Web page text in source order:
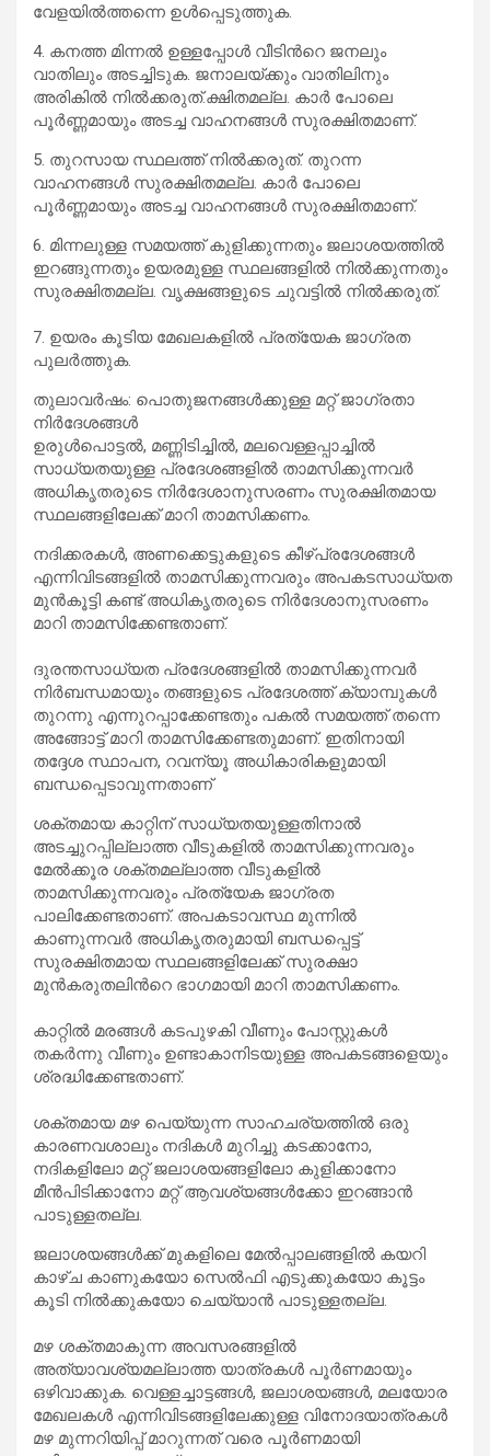
വേളയിൽത്തന്നെ ഉൾപ്പെടുത്തുക.
4. കനത്ത മിന്നൽ ഉള്ളപ്പോൾ വീടിന്‍റെ ജനലും
വാതിലും അടച്ചിടുക. ജനാലയ്ക്കും വാതിലിനും
അരികിൽ നിൽക്കരുത്.ക്ഷിതമല്ല. കാർ പോലെ
പൂർണ്ണമായും അടച്ച വാഹനങ്ങൾ സുരക്ഷിതമാണ്.
5. തുറസായ സ്ഥലത്ത് നിൽക്കരുത്. തുറന്ന
വാഹനങ്ങൾ സുരക്ഷിതമല്ല. കാർ പോലെ
പൂർണ്ണമായും അടച്ച വാഹനങ്ങൾ സുരക്ഷിതമാണ്.
6. മിന്നലുള്ള സമയത്ത്‌ കുളിക്കുന്നതും ജലാശയത്തിൽ
ഇറങ്ങുന്നതും ഉയരമുള്ള സ്ഥലങ്ങളിൽ നിൽക്കുന്നതും
സുരക്ഷിതമല്ല. വൃക്ഷങ്ങളുടെ ചുവട്ടിൽ നിൽക്കരുത്‌.
7. ഉയരം കൂടിയ മേഖലകളിൽ പ്രത്യേക ജാഗ്രത
പുലർത്തുക.
തുലാവര്‍ഷം: പൊതുജനങ്ങൾക്കുള്ള മറ്റ് ജാഗ്രതാ
നിർദേശങ്ങള്‍
ഉരുൾപൊട്ടൽ, മണ്ണിടിച്ചിൽ, മലവെള്ളപ്പാച്ചിൽ
സാധ്യതയുള്ള പ്രദേശങ്ങളിൽ താമസിക്കുന്നവർ
അധികൃതരുടെ നിർദേശാനുസരണം സുരക്ഷിതമായ
സ്ഥലങ്ങളിലേക്ക് മാറി താമസിക്കണം.
നദിക്കരകൾ, അണക്കെട്ടുകളുടെ കീഴ്പ്രദേശങ്ങൾ
എന്നിവിടങ്ങളിൽ താമസിക്കുന്നവരും അപകടസാധ്യത
മുൻകൂട്ടി കണ്ട് അധികൃതരുടെ നിർദേശാനുസരണം
മാറി താമസിക്കേണ്ടതാണ്.
ദുരന്തസാധ്യത പ്രദേശങ്ങളിൽ താമസിക്കുന്നവർ
നിർബന്ധമായും തങ്ങളുടെ പ്രദേശത്ത് ക്യാമ്പുകൾ
തുറന്നു എന്നുറപ്പാക്കേണ്ടതും പകൽ സമയത്ത് തന്നെ
അങ്ങോട്ട് മാറി താമസിക്കേണ്ടതുമാണ്. ഇതിനായി
തദ്ദേശ സ്ഥാപന, റവന്യൂ അധികാരികളുമായി
ബന്ധപ്പെടാവുന്നതാണ്
ശക്തമായ കാറ്റിന് സാധ്യതയുള്ളതിനാൽ
അടച്ചുറപ്പില്ലാത്ത വീടുകളിൽ താമസിക്കുന്നവരും
മേൽക്കൂര ശക്തമല്ലാത്ത വീടുകളിൽ
താമസിക്കുന്നവരും പ്രത്യേക ജാഗ്രത
പാലിക്കേണ്ടതാണ്. അപകടാവസ്ഥ മുന്നിൽ
കാണുന്നവർ അധികൃതരുമായി ബന്ധപ്പെട്ട്
സുരക്ഷിതമായ സ്ഥലങ്ങളിലേക്ക് സുരക്ഷാ
മുൻകരുതലിന്‍റെ ഭാഗമായി മാറി താമസിക്കണം.
കാറ്റിൽ മരങ്ങൾ കടപുഴകി വീണും പോസ്റ്റുകൾ
തകർന്നു വീണും ഉണ്ടാകാനിടയുള്ള അപകടങ്ങളെയും
ശ്രദ്ധിക്കേണ്ടതാണ്.
ശക്തമായ മഴ പെയ്യുന്ന സാഹചര്യത്തിൽ ഒരു
കാരണവശാലും നദികൾ മുറിച്ചു കടക്കാനോ,
നദികളിലോ മറ്റ് ജലാശയങ്ങളിലോ കുളിക്കാനോ
മീൻപിടിക്കാനോ മറ്റ് ആവശ്യങ്ങൾക്കോ ഇറങ്ങാൻ
പാടുള്ളതല്ല.
ജലാശയങ്ങൾക്ക് മുകളിലെ മേൽപ്പാലങ്ങളിൽ കയറി
കാഴ്ച കാണുകയോ സെൽഫി എടുക്കുകയോ കൂട്ടം
കൂടി നിൽക്കുകയോ ചെയ്യാൻ പാടുള്ളതല്ല.
മഴ ശക്തമാകുന്ന അവസരങ്ങളിൽ
അത്യാവശ്യമല്ലാത്ത യാത്രകൾ പൂർണമായും
ഒഴിവാക്കുക. വെള്ളച്ചാട്ടങ്ങൾ, ജലാശയങ്ങൾ, മലയോര
മേഖലകൾ എന്നിവിടങ്ങളിലേക്കുള്ള വിനോദയാത്രകൾ
മഴ മുന്നറിയിപ്പ് മാറുന്നത് വരെ പൂർണമായി